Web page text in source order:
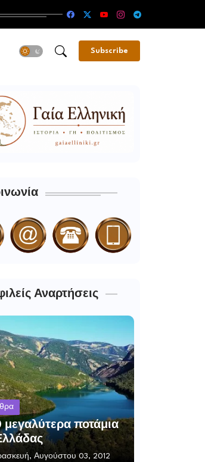
Subscribe
Αναρτήσεις
μεγαλύτερα ποτάμια
Αυγούστου 03, 2012